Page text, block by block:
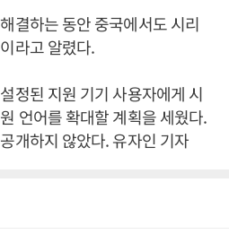
결하는 동안 중국에서도 시리
라고 알렸다.
정된 지원 기기 사용자에게 시
언어를 확대할 계획을 세웠다.
개하지 않았다. 유자인 기자